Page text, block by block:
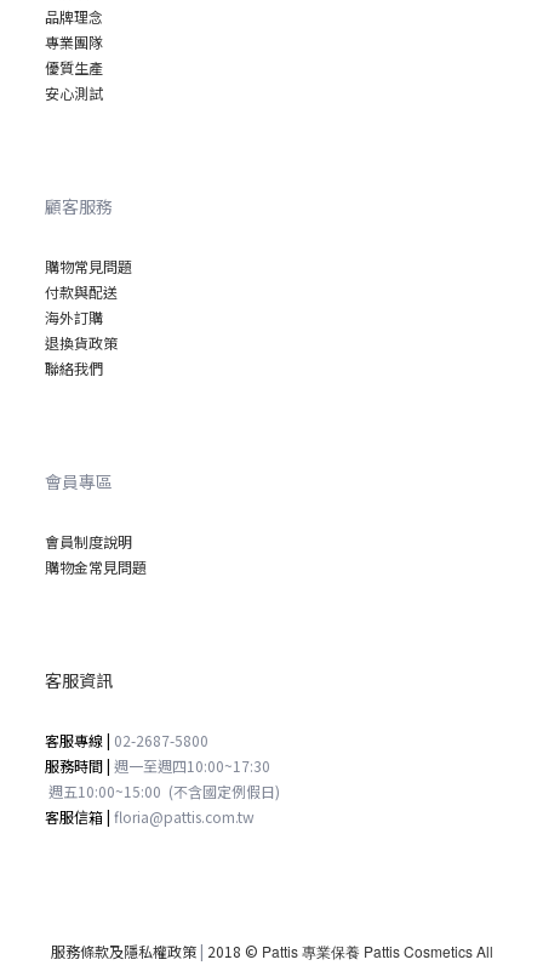
品牌理念
專業團隊
優質生產
安心測試
顧客服務
購物常見問題
付款與配送
海外訂購
退換貨政策
聯絡我們
會員專區
會員制度說明
購物金常見問題
客服資訊
客服專線 | 02-2687-5800
服務時間 | 週一至週四10:00~17:30
週五10:00~15:00 (不含國定例假日)
客服信箱 | floria@pattis.com.tw
服務條款及隱私權政策 | 2018 © Pattis 專業保養 Pattis Cosmetics All